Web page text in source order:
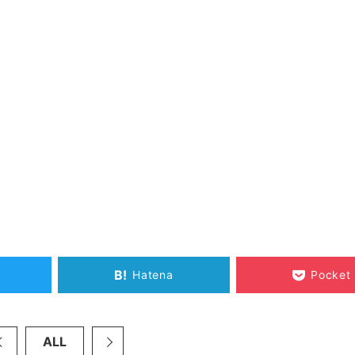
B! Hatena Pocket
ALL